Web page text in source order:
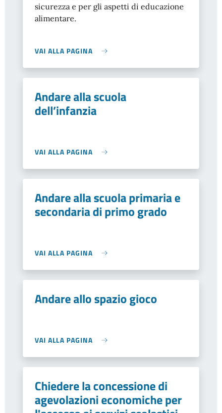
sicurezza e per gli aspetti di educazione
alimentare.
VAI ALLA PAGINA
Andare alla scuola
dell’infanzia
VAI ALLA PAGINA
Andare alla scuola primaria e
secondaria di primo grado
VAI ALLA PAGINA
Andare allo spazio gioco
VAI ALLA PAGINA
Chiedere la concessione di
agevolazioni economiche per